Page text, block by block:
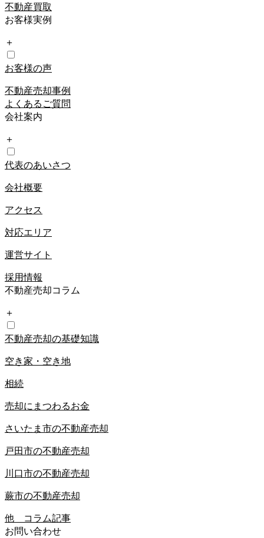
不動産買取
お客様実例
＋
お客様の声
不動産売却事例
よくあるご質問
会社案内
＋
代表のあいさつ
会社概要
アクセス
対応エリア
運営サイト
採用情報
不動産売却コラム
＋
不動産売却の基礎知識
空き家・空き地
相続
売却にまつわるお金
さいたま市の不動産売却
戸田市の不動産売却
川口市の不動産売却
蕨市の不動産売却
他 コラム記事
お問い合わせ